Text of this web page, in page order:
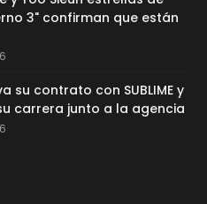
3" confirman que están
su contrato con SUBLIME y
carrera junto a la agencia